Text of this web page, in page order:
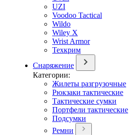
UZI
Voodoo Tactical
Wildo
Wiley X
Wrist Armor
Техкрим
Снаряжение
Категории:
Жилеты разгрузочные
Рюкзаки тактические
Тактические сумки
Портфели тактические
Подсумки
Ремни